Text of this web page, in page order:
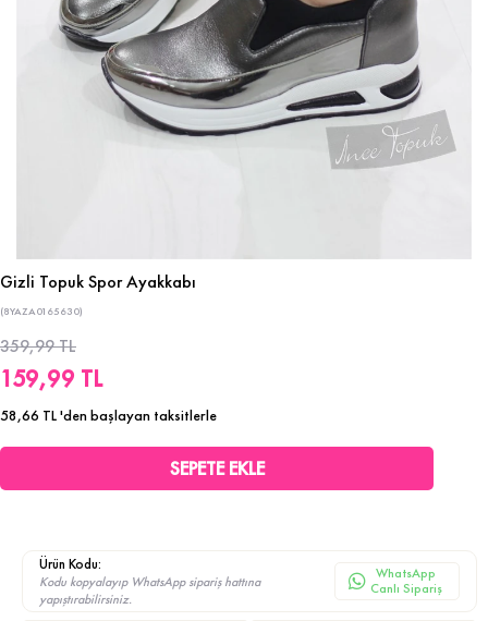
Gizli Topuk Spor Ayakkabı
(8YAZA0165630)
359,99 TL
159,99 TL
58,66 TL'den başlayan taksitlerle
Ürün Kodu:
Kodu kopyalayıp WhatsApp sipariş hattına
yapıştırabilirsiniz.
WhatsApp
Canlı Sipariş